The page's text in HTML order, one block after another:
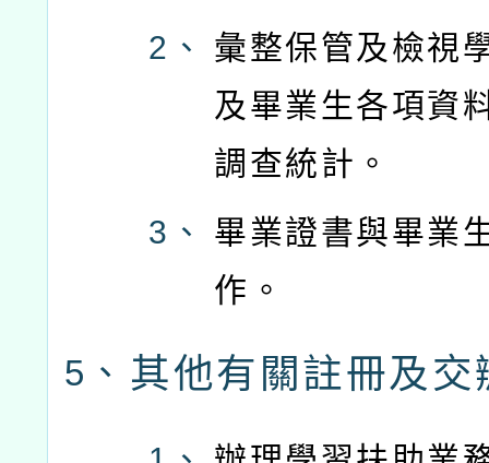
2、
彙整保管及檢視
及畢業生各項資
調查統計。
3、
畢業證書與畢業
作。
5、 其他有關註冊及交